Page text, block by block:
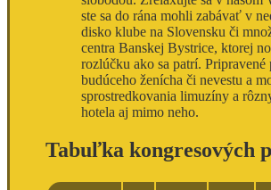
ste sa do rána mohli zabávať v
disko klube na Slovensku či
centra Banskej Bystrice, ktorej
rozlúčku ako sa patrí. Pripravené
budúceho ženícha či nevestu a
sprostredkovania limuzíny a
hotela aj mimo neho.
Tabuľka kongresových